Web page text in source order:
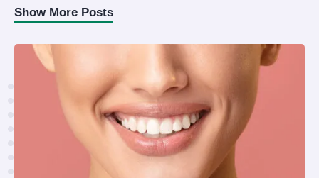
Show More Posts